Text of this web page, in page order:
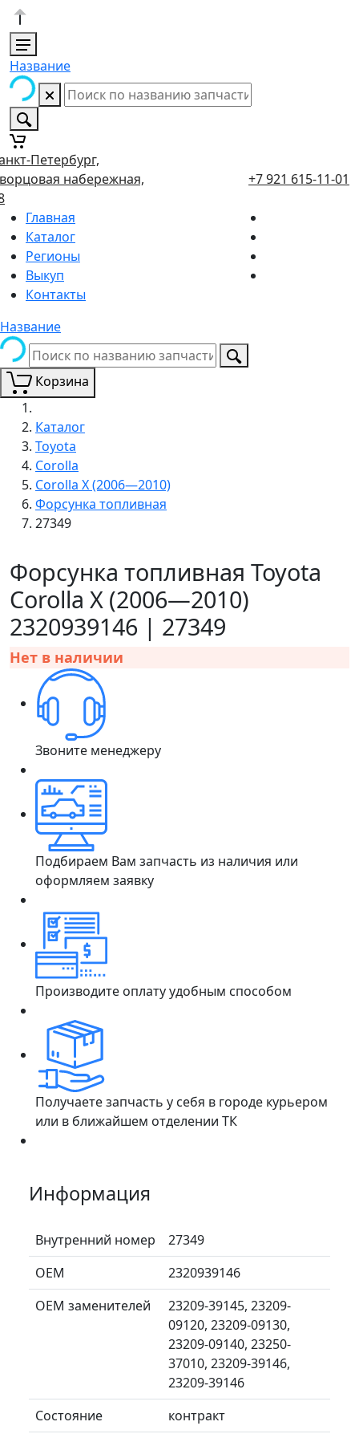
Название
Петербург,
набережная,
+7 921 615-11-01
Главная
Каталог
Регионы
Выкуп
Контакты
Название
Корзина
Каталог
Toyota
Corolla
Corolla X (2006—2010)
Форсунка топливная
27349
Форсунка топливная Toyota
Corolla X (2006—2010)
2320939146 | 27349
Нет в наличии
Звоните менеджеру
Подбираем Вам запчасть из наличия или
оформляем заявку
Производите оплату удобным способом
Получаете запчасть у себя в городе курьером
или в ближайшем отделении ТК
Информация
Внутренний номер
27349
ОЕМ
2320939146
ОЕМ заменителей
23209-39145, 23209-
09120, 23209-09130,
23209-09140, 23250-
37010, 23209-39146,
23209-39146
Состояние
контракт